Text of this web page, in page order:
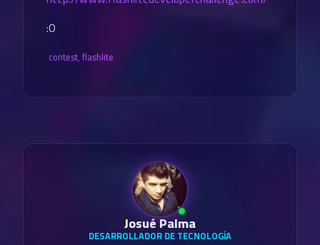
:O
·contest,flashlite
Josué Palma
DESARROLLADOR DE TECNOLOGÍA